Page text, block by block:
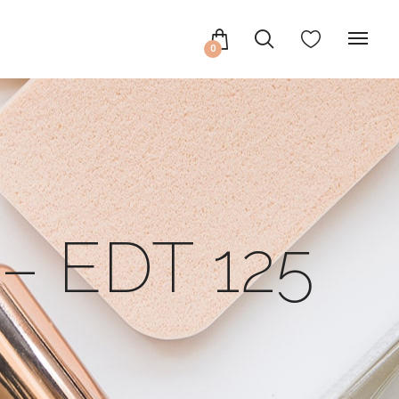
0
EDT 125